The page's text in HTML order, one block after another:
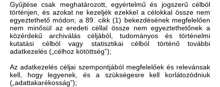
Gyűjtése csak meghatározott, egyértelmű és jogszerű célból
történjen, és azokat ne kezeljék ezekkel a célokkal össze nem
egyeztethető módon; a 89. cikk (1) bekezdésének megfelelően
nem minősül az eredeti céllal össze nem egyeztethetőnek a
közérdekű archiválás céljából, tudományos és történelmi
kutatási célból vagy statisztikai célból történő további
adatkezelés („célhoz kötöttség”);
Az adatkezelés céljai szempontjából megfelelőek és relevánsak
kell, hogy legyenek, és a szükségesre kell korlátozódniuk
(„adattakarékosság”);